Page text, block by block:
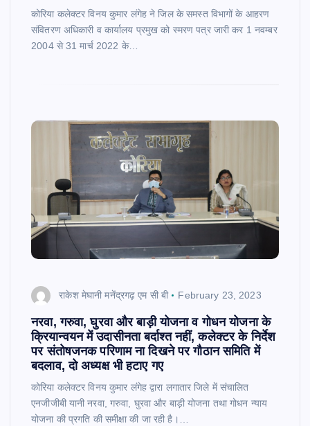
कोरिया कलेक्टर विनय कुमार लंगेह ने जिल के समस्त विभागों के आहरण
संवितरण अधिकारी व कार्यालय प्रमुख को स्मरण पत्र जारी कर 1 नवम्बर
2004 से 31 मार्च 2022 के…
राकेश मेघानी मनेंद्रगढ़ एम सी बी February 23, 2023
नरवा, गरुवा, घुरवा और बाड़ी योजना व गोधन योजना के
क्रियान्वयन में उदासीनता बर्दाश्त नहीं, कलेक्टर के निर्देश
पर संतोषजनक परिणाम ना दिखने पर गौठान समिति में
बदलाव, दो अध्यक्ष भी हटाए गए
कोरिया कलेक्टर विनय कुमार लंगेह द्वारा लगातार जिले में संचालित
एनजीजीबी यानी नरवा, गरुवा, घुरवा और बाड़ी योजना तथा गोधन न्याय
योजना की प्रगति की समीक्षा की जा रही है।…